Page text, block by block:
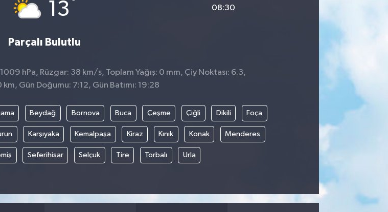
13
Parçalı Bulutlu
08:30
1009 hPa, Rüzgar: 38 km/s, Toplam Yağış: 0 mm, Çiy Noktası: 6.3,
Gün Doğumu: 7:12, Gün Batımı: 19:28
Beydağ Bornova Buca Çeşme Çiğli Dikili Foça
Karşıyaka Kemalpaşa Kiraz Kınık Konak Menderes
Seferihisar Selçuk Tire Torbalı Urla